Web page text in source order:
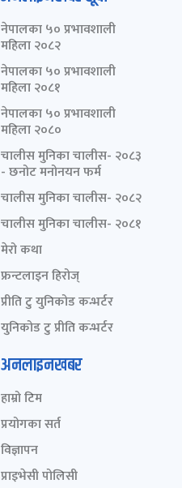
नेपालका ५० प्रभावशाली
महिला २०८२
नेपालका ५० प्रभावशाली
महिला २०८१
नेपालका ५० प्रभावशाली
महिला २०८०
चालीस मुनिका चालीस- २०८३
- छनोट मनोनयन फर्म
चालीस मुनिका चालीस- २०८२
चालीस मुनिका चालीस- २०८१
मेरो कथा
फ्रन्टलाइन हिरोज्
प्रीति टु युनिकोड कन्भर्टर
युनिकोड टु प्रीति कन्भर्टर
अनलाइनखबर
हाम्रो टिम
प्रयोगका सर्त
विज्ञापन
प्राइभेसी पोलिसी